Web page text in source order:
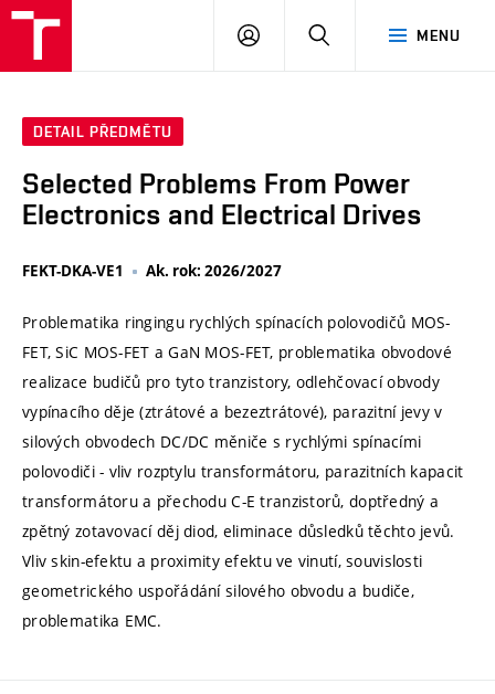
MENU
PŘIHLÁSIT
DETAIL PŘEDMĚTU
Selected Problems From Power
Electronics and Electrical Drives
FEKT-DKA-VE1 Ak. rok: 2026/2027
Problematika ringingu rychlých spínacích polovodičů MOS-
FET, SiC MOS-FET a GaN MOS-FET, problematika obvodové
realizace budičů pro tyto tranzistory, odlehčovací obvody
vypínacího děje (ztrátové a bezeztrátové), parazitní jevy v
silových obvodech DC/DC měniče s rychlými spínacími
polovodiči - vliv rozptylu transformátoru, parazitních kapacit
transformátoru a přechodu C-E tranzistorů, doptředný a
zpětný zotavovací děj diod, eliminace důsledků těchto jevů.
Vliv skin-efektu a proximity efektu ve vinutí, souvislosti
geometrického uspořádání silového obvodu a budiče,
problematika EMC.